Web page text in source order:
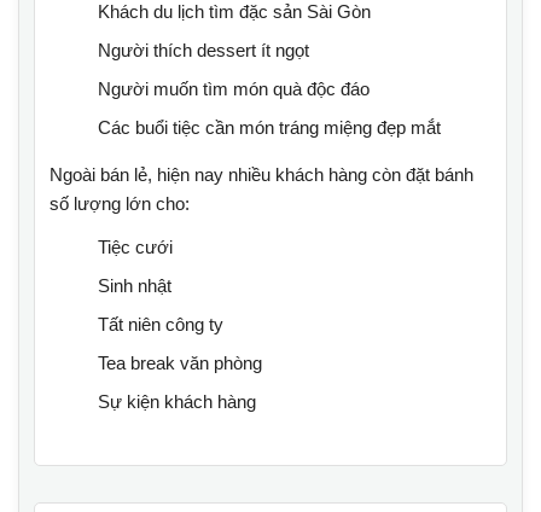
Khách du lịch tìm đặc sản Sài Gòn
Người thích dessert ít ngọt
Người muốn tìm món quà độc đáo
Các buổi tiệc cần món tráng miệng đẹp mắt
Ngoài bán lẻ, hiện nay nhiều khách hàng còn đặt bánh
số lượng lớn cho:
Tiệc cưới
Sinh nhật
Tất niên công ty
Tea break văn phòng
Sự kiện khách hàng